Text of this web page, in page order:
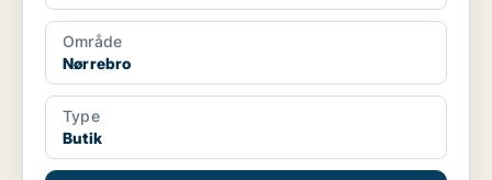
Område
Nørrebro
Type
Butik